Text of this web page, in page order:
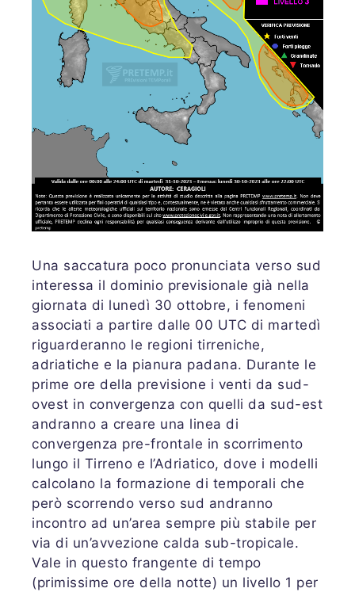
Una saccatura poco pronunciata verso sud
interessa il dominio previsionale già nella
giornata di lunedì 30 ottobre, i fenomeni
associati a partire dalle 00 UTC di martedì
riguarderanno le regioni tirreniche,
adriatiche e la pianura padana. Durante le
prime ore della previsione i venti da sud-
ovest in convergenza con quelli da sud-est
andranno a creare una linea di
convergenza pre-frontale in scorrimento
lungo il Tirreno e l’Adriatico, dove i modelli
calcolano la formazione di temporali che
però scorrendo verso sud andranno
incontro ad un’area sempre più stabile per
via di un’avvezione calda sub-tropicale.
Vale in questo frangente di tempo
(primissime ore della notte) un livello 1 per